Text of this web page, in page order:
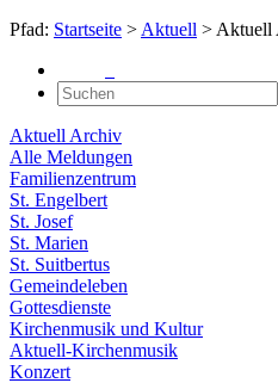
Pfad: Startseite > Aktuell > Aktuell
Aktuell Archiv
Alle Meldungen
Familienzentrum
St. Engelbert
St. Josef
St. Marien
St. Suitbertus
Gemeindeleben
Gottesdienste
Kirchenmusik und Kultur
Aktuell-Kirchenmusik
Konzert